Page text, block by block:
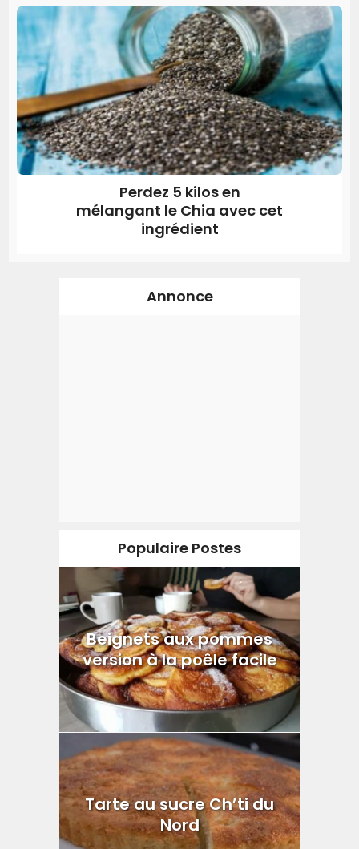
Perdez 5 kilos en
mélangant le Chia avec cet
ingrédient
Annonce
Populaire Postes
Beignets aux pommes
version à la poêle facile
Tarte au sucre Ch’ti du
Nord